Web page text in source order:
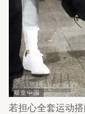
若担心全套运动